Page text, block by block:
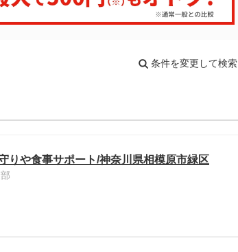
条件を変更して検索
りや食事サポート/神奈川県相模原市緑区